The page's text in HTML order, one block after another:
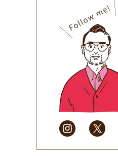
(32)
2025年9月(30)
2025年8月(31)
2025年7月(37)
2025年6月(48)
2025年5月
(41)
2025年4月
(32)
2025年3月(31)
2025年2月
(28)
2025年1月
(34)